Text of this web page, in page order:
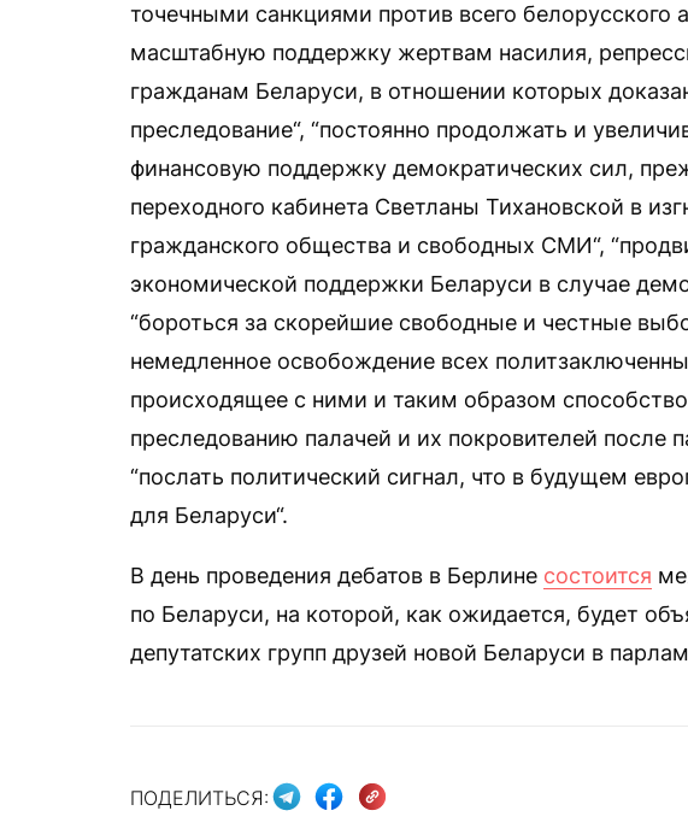
точечными санкциями против всего белорусского
масштабную поддержку жертвам насилия,
гражданам Беларуси, в отношении которых
преследование“, “постоянно продолжать и
финансовую поддержку демократических сил,
переходного кабинета Светланы Тихановской в
гражданского общества и свободных СМИ“,
экономической поддержки Беларуси в случае
“бороться за скорейшие свободные и честные
немедленное освобождение всех
происходящее с ними и таким образом
преследованию палачей и их покровителей после
“послать политический сигнал, что в будущем
для Беларуси“.
В день проведения дебатов в Берлине состоится
по Беларуси, на которой, как ожидается, будет
депутатских групп друзей новой Беларуси в
ПОДЕЛИТЬСЯ: